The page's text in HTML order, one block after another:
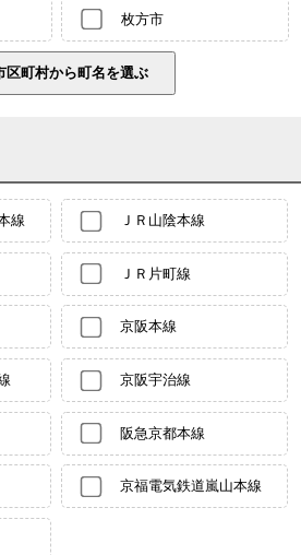
枚方市
線 ＪＲ山陰本線
ＪＲ片町線
京阪本線
京阪宇治線
阪急京都本線
京福電気鉄道嵐山本線